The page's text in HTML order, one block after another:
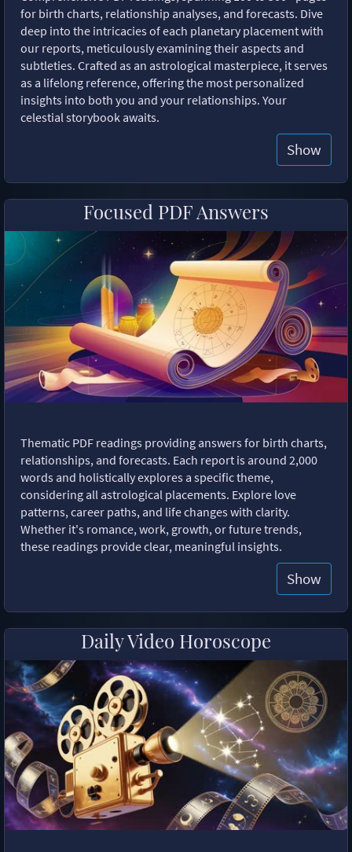
for birth charts, relationship analyses, and forecasts. Dive
deep into the intricacies of each planetary placement with
our reports, meticulously examining their aspects and
subtleties. Crafted as an astrological masterpiece, it serves
as a lifelong reference, offering the most personalized
insights into both you and your relationships. Your
celestial storybook awaits.
Show
Focused PDF Answers
Thematic PDF readings providing answers for birth charts,
relationships, and forecasts. Each report is around 2,000
words and holistically explores a specific theme,
considering all astrological placements. Explore love
patterns, career paths, and life changes with clarity.
Whether it's romance, work, growth, or future trends,
these readings provide clear, meaningful insights.
Show
Daily Video Horoscope